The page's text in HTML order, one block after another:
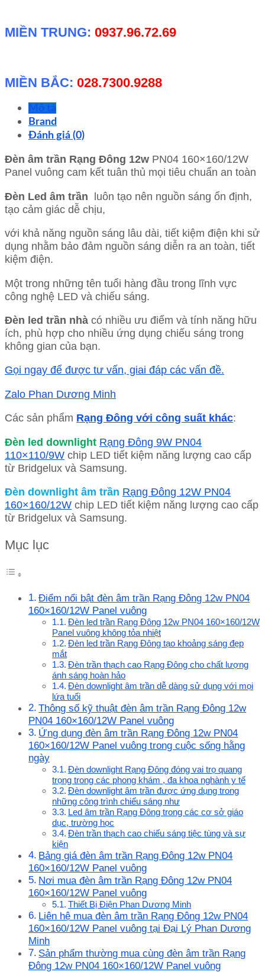
MIỀN TRUNG: 0937.96.72.69
MIỀN BẮC: 028.7300.9288
Mô tả
Brand
Đánh giá (0)
Đèn âm trần Rạng Đông 12w PN04 160×160/12W
Panel vuông cam kết tuân thủ mọi tiêu chuẩn an toàn
Đèn Led âm trần luôn tạo nên nguồn sáng ổn định,
tạo cảm giác dễ chịu,
với khả năng nguồn sáng lâu dài, tiết kiệm điện khi sử
dụng nhằm bảo đảm nguồn sáng diễn ra an toàn, tiết
kiệm điện.
Một trong những tên tuổi hàng đầu trong lĩnh vực
công nghệ LED và chiếu sáng.
Đèn led trần nhà có nhiều ưu điểm và tính năng hữu
ích, phù hợp cho nhiều ứng dụng chiếu sáng trong
không gian của bạn.
Gọi ngay để được tư vấn, giai đáp các vấn đề.
Zalo Phan Dương Minh
Các sản phẩm Rạng Đông với công suất khác:
Đèn led downlight Rạng Đông 9W PN04
110×110/9W chip LED tiết kiệm năng lượng cao cấp
từ Bridgelux và Samsung.
Đèn downlight âm trần Rạng Đông 12W PN04
160×160/12W chip LED tiết kiệm năng lượng cao cấp
từ Bridgelux và Samsung.
Mục lục
Điểm nổi bật đèn âm trần Rạng Đông 12w PN04
160×160/12W Panel vuông
Đèn led trần Rạng Đông 12w PN04 160×160/12W
Panel vuông không tỏa nhiệt
Đèn led trần Rạng Đông tạo khoảng sáng đẹp
mắt
Đèn trần thạch cao Rạng Đông cho chất lượng
ánh sáng hoàn hảo
Đèn downlight âm trần dễ dàng sử dụng với mọi
lứa tuổi
Thông số kỹ thuật đèn âm trần Rạng Đông 12w
PN04 160×160/12W Panel vuông
Ứng dụng đèn âm trần Rạng Đông 12w PN04
160×160/12W Panel vuông trong cuộc sống hằng
ngày
Đèn downlight Rạng Đông đóng vai trọ quang
trọng trong các phong khám , đa khoa nghành y tế
Đèn downlight âm trần được ứng dụng trong
những công trình chiếu sáng như
Led âm trần Rạng Đông trong các cơ sở giáo
dục, trường học
Đèn trần thạch cao chiếu sáng tiệc tùng và sự
kiện
Bảng giá đèn âm trần Rạng Đông 12w PN04
160×160/12W Panel vuông
Nơi mua đèn âm trần Rạng Đông 12w PN04
160×160/12W Panel vuông
Thiết Bị Điện Phan Dương Minh
Liên hệ mua đèn âm trần Rạng Đông 12w PN04
160×160/12W Panel vuông tại Đại Lý Phan Dương
Minh
Sản phẩm thường mua cùng đèn âm trần Rạng
Đông 12w PN04 160×160/12W Panel vuông